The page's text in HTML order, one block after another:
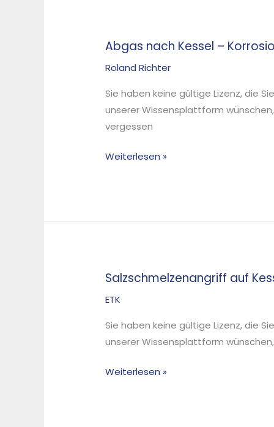
Abgas nach Kessel –
Roland Richter
Sie haben keine gültige Lizenz, die
unserer Wissensplattform
vergessen
Weiterlesen »
Salzschmelzenangriff auf
ETK
Sie haben keine gültige Lizenz, die
unserer Wissensplattform
Salzschmelzenangriff
auf
–
realitätsnahe
im
Weiterlesen »